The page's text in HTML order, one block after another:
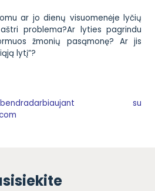
ar jo dienų visuomenėje lyčių
problema?Ar lyties pagrindu
žmonių pasąmonę? Ar jis
lytį”?
su